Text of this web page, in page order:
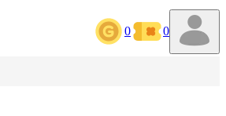
0 0